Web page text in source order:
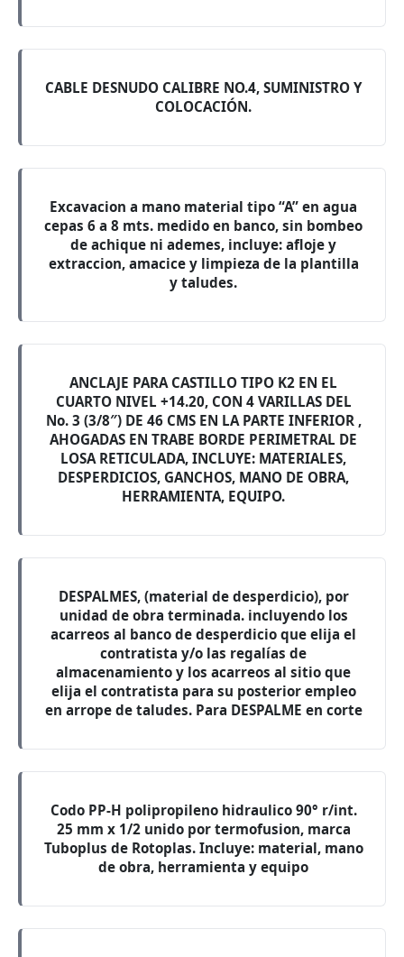
CABLE DESNUDO CALIBRE NO.4, SUMINISTRO Y
COLOCACIÓN.
Excavacion a mano material tipo “A” en agua
cepas 6 a 8 mts. medido en banco, sin bombeo
de achique ni ademes, incluye: afloje y
extraccion, amacice y limpieza de la plantilla
y taludes.
ANCLAJE PARA CASTILLO TIPO K2 EN EL
CUARTO NIVEL +14.20, CON 4 VARILLAS DEL
No. 3 (3/8″) DE 46 CMS EN LA PARTE INFERIOR ,
AHOGADAS EN TRABE BORDE PERIMETRAL DE
LOSA RETICULADA, INCLUYE: MATERIALES,
DESPERDICIOS, GANCHOS, MANO DE OBRA,
HERRAMIENTA, EQUIPO.
DESPALMES, (material de desperdicio), por
unidad de obra terminada. incluyendo los
acarreos al banco de desperdicio que elija el
contratista y/o las regalías de
almacenamiento y los acarreos al sitio que
elija el contratista para su posterior empleo
en arrope de taludes. Para DESPALME en corte
Codo PP-H polipropileno hidraulico 90° r/int.
25 mm x 1/2 unido por termofusion, marca
Tuboplus de Rotoplas. Incluye: material, mano
de obra, herramienta y equipo